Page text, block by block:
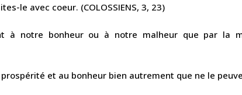
le avec coeur. (COLOSSIENS, 3, 23)
à notre bonheur ou à notre malheur que par la
et au bonheur bien autrement que ne le